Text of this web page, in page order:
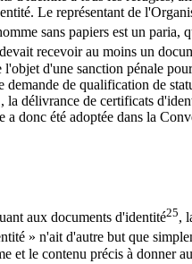
Le représentant de
sans papiers est un
recevoir au moins un
d'une sanction pénale
de qualification de
délivrance de certificats
donc été adoptée dans la
aux documents d'identité25,
» n'ait d'autre but que
et le contenu précis à donner